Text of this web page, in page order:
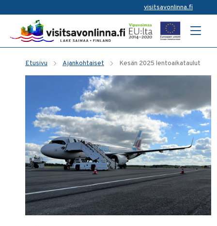
visitsavonlinna.fi
Etusivu Ajankohtaiset Kesän 2025 lentoaikataulut